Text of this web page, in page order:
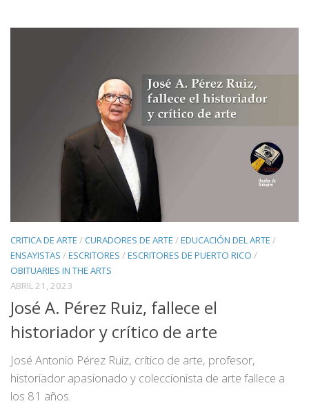
CRITICA DE ARTE /CURADORES DE ARTE /EDUCACIÓN DEL ARTE /
ENSAYISTAS /ESCRITORES /ESCRITORES DE PUERTO RICO /
OBITUARIES IN THE ARTS
ABRIL 21, 2023
José A. Pérez Ruiz, fallece el
historiador y crítico de arte
José Antonio Pérez Ruiz, crítico de arte, profesor,
historiador apasionado y coleccionista de arte fallece a
los 81 años.